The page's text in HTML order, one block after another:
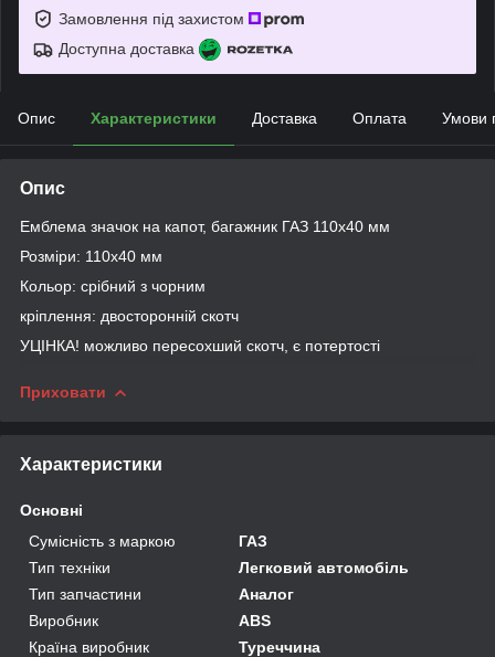
Замовлення під захистом
Доступна доставка
Опис Характеристики Доставка Оплата Умови
Опис
Емблема значок на капот, багажник ГАЗ 110х40 мм
Розміри: 110х40 мм
Кольор: срібний з чорним
кріплення: двосторонній скотч
УЦІНКА! можливо пересохший скотч, є потертості
Приховати
Характеристики
Основні
Сумісність з маркою
ГАЗ
Тип техніки
Легковий автомобіль
Тип запчастини
Аналог
Виробник
ABS
Країна виробник
Туреччина